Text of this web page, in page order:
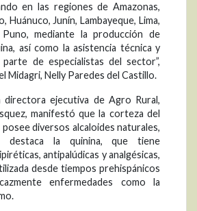
en las regiones de Amazonas,
Huánuco, Junín, Lambayeque, Lima,
mediante la producción de
así como la asistencia técnica y
de especialistas del sector”,
Midagri, Nelly Paredes del Castillo.
ejecutiva de Agro Rural,
manifestó que la corteza del
posee diversos alcaloides naturales,
la quinina, que tiene
antipalúdicas y analgésicas,
desde tiempos prehispánicos
enfermedades como la